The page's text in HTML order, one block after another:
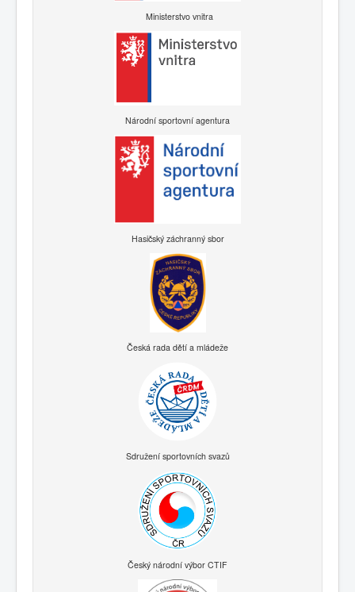
Ministerstvo vnitra
Národní sportovní agentura
Hasičský záchranný sbor
Česká rada dětí a mládeže
Sdružení sportovních svazů
Český národní výbor CTIF